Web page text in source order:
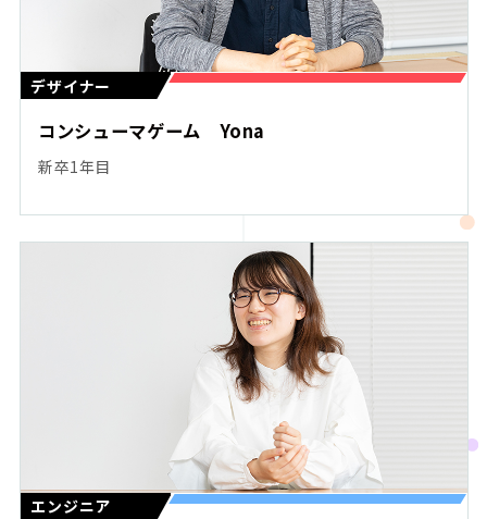
デザイナー
コンシューマゲーム Yona
新卒1年目
エンジニア